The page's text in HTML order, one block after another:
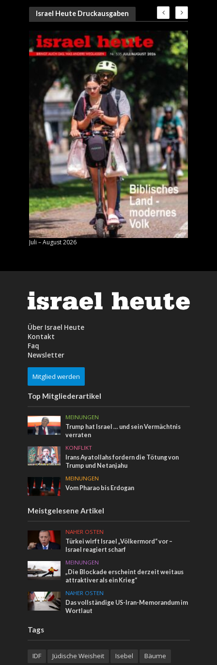
Israel Heute Druckausgaben
Juli – August 2026
Über Israel Heute
Kontakt
Faq
Newsletter
Mitglied werden
Top Mitgliederartikel
MEINUNGEN
Trump hat Israel … und sein Vermächtnis
verraten
KONFLIKT
Irans Ayatollahs fordern die Tötung von
Trump und Netanjahu
MEINUNGEN
Vom Pharao bis Erdogan
Meistgelesene Artikel
NAHER OSTEN
Türkei wirft Israel „Völkermord“ vor –
Israel reagiert scharf
MEINUNGEN
„Die Blockade erscheint derzeit weitaus
attraktiver als ein Krieg“
NAHER OSTEN
Das vollständige US-Iran-Memorandum im
Wortlaut
Tags
IDF Jüdische Weisheit Isebel Bäume